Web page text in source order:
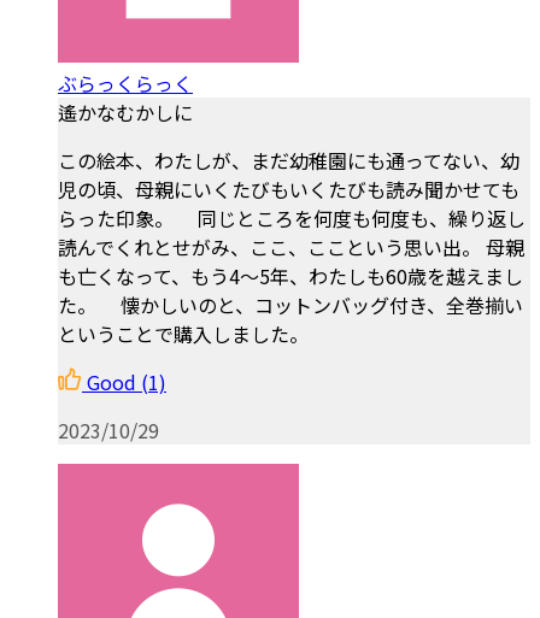
ぶらっくらっく
遙かなむかしに
この絵本、わたしが、まだ幼稚園にも通ってない、幼
児の頃、母親にいくたびもいくたびも読み聞かせても
らった印象。 同じところを何度も何度も、繰り返し
読んでくれとせがみ、ここ、ここという思い出。 母親
も亡くなって、もう4〜5年、わたしも60歳を越えまし
た。 懐かしいのと、コットンバッグ付き、全巻揃い
ということで購入しました。
Good (1)
2023/10/29